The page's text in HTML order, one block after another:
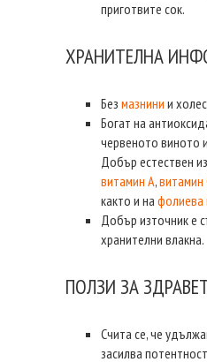
приготвите сок.
ХРАНИТЕЛНА
Без мазнини и
Богат на
червеното виното
Добър естествен
витамин А,витамин
както и на фолиева
Добър източник е
хранителни влакна.
ПОЛЗИ ЗА
Счита се, че
засилва